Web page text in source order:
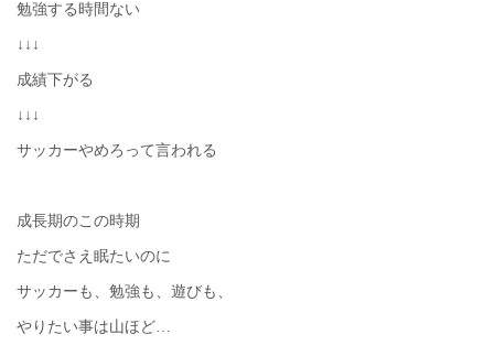
勉強する時間ない
↓↓↓
成績下がる
↓↓↓
サッカーやめろって言われる
成長期のこの時期
ただでさえ眠たいのに
サッカーも、勉強も、遊びも、
やりたい事は山ほど…